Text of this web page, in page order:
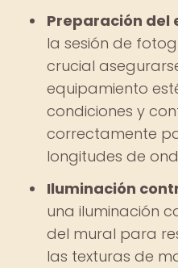
Preparación del
la sesión de
crucial
equipamiento
condiciones y
correctamente
longitudes de
Iluminación
una iluminación
del mural para
las texturas de